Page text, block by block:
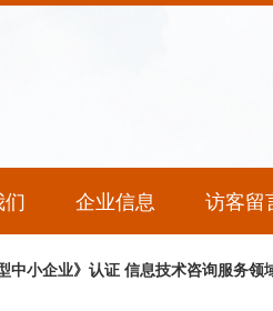
们 企业信息 访客留
中小企业》认证 信息技术咨询服务领